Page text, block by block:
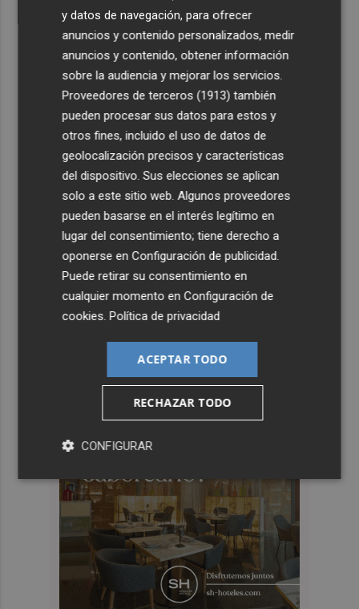
y datos de navegación, para ofrecer
anuncios y contenido personalizados, medir
anuncios y contenido, obtener información
sobre la audiencia y mejorar los servicios.
Proveedores de terceros (1913) también
pueden procesar sus datos para estos y
otros fines, incluido el uso de datos de
geolocalización precisos y características
del dispositivo. Sus elecciones se aplican
solo a este sitio web. Algunos proveedores
pueden basarse en el interés legítimo en
lugar del consentimiento; tiene derecho a
oponerse enConfiguración de publicidad
Puede retirar su consentimiento en
cualquier momento enConfiguración de
cookies .Política de privacidad
ACEPTAR TODO
RECHAZAR TODO
CONFIGURAR